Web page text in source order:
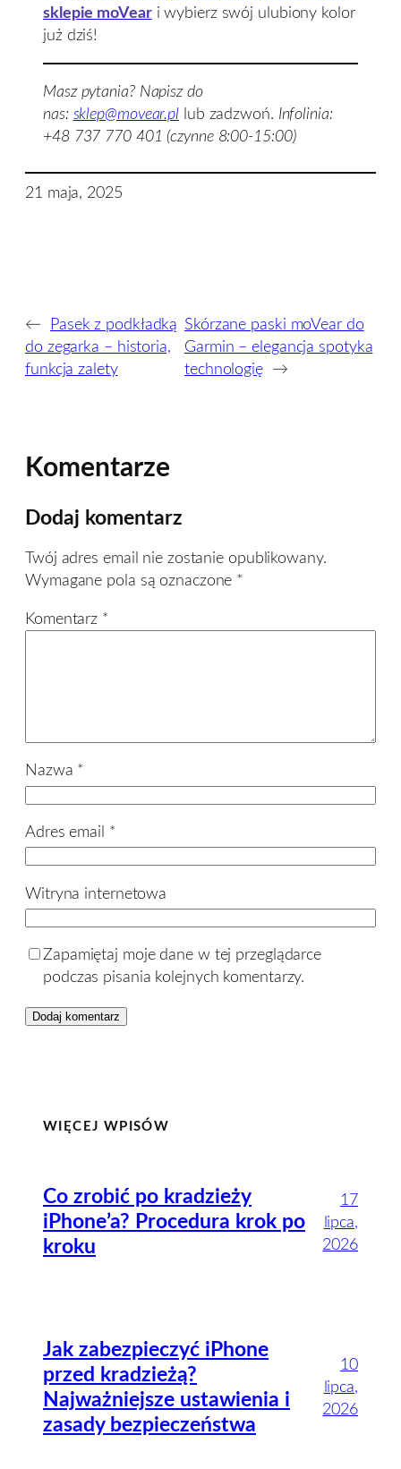
sklepie moVeari wybierz swój ulubiony kolor
już dziś!
Masz pytania? Napisz do
nas: sklep@movear.pl lub zadzwoń. Infolinia:
+48 737 770 401 (czynne 8:00-15:00)
21 maja, 2025
←
Pasek z podkładką
do zegarka – historia,
funkcja zalety
Skórzane paski moVear do
Garmin – elegancja spotyka
technologię →
Komentarze
Dodaj komentarz
Twój adres email nie zostanie opublikowany.
Wymagane pola są oznaczone *
Komentarz *
Nazwa *
Adres email *
Witryna internetowa
Zapamiętaj moje dane w tej przeglądarce
podczas pisania kolejnych komentarzy.
WIĘCEJ WPISÓW
Co zrobić po kradzieży
iPhone’a? Procedura krok po
kroku
17
lipca,
2026
Jak zabezpieczyć iPhone
przed kradzieżą?
Najważniejsze ustawienia i
zasady bezpieczeństwa
10
lipca,
2026